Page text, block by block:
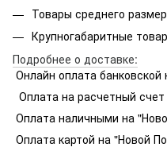
Товары среднего
Крупногабаритные
Подробнее о доставке:
Онлайн оплата банковской
Оплата на расчетный счет
Оплата наличными на
Оплата картой на "Новой